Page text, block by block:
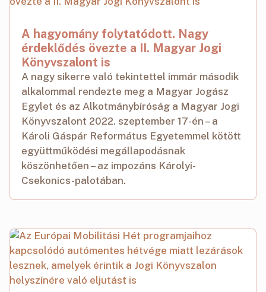
A hagyomány folytatódott. Nagy
érdeklődés övezte a II. Magyar Jogi
Könyvszalont is
A nagy sikerre való tekintettel immár második
alkalommal rendezte meg a Magyar Jogász
Egylet és az Alkotmánybíróság a Magyar Jogi
Könyvszalont 2022. szeptember 17-én – a
Károli Gáspár Református Egyetemmel kötött
együttműködési megállapodásnak
köszönhetően – az impozáns Károlyi-
Csekonics-palotában.